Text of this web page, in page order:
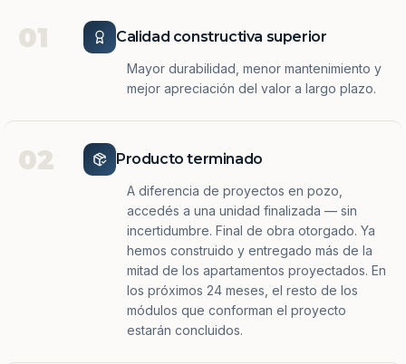
01 Calidad constructiva superior
Mayor durabilidad, menor mantenimiento y
mejor apreciación del valor a largo plazo.
02 Producto terminado
A diferencia de proyectos en pozo,
accedés a una unidad finalizada — sin
incertidumbre. Final de obra otorgado. Ya
hemos construido y entregado más de la
mitad de los apartamentos proyectados. En
los próximos 24 meses, el resto de los
módulos que conforman el proyecto
estarán concluidos.